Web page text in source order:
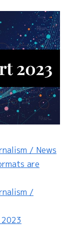
/ News
are
/